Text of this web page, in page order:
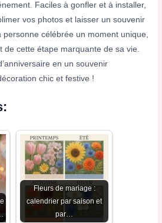
Faciles à gonfler et à installer,
vos photos et laisser un souvenir
personne célébrée un moment unique,
de cette étape marquante de sa vie.
en un souvenir
chic et festive !
Fleurs de mariage :
calendrier par saison et
par…